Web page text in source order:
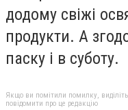
додому свіжі
продукти. А
паску і в суботу.
Якщо ви помітили помилку,
повідомити про це редакцію